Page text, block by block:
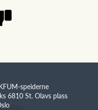
speiderne
6810 St. Olavs plass